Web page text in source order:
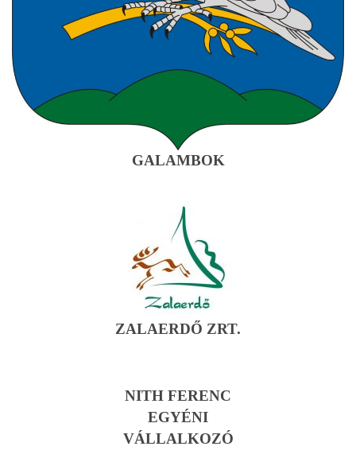
GALAMBOK
ZALAERDŐ ZRT.
NITH FERENC
EGYÉNI
VÁLLALKOZÓ